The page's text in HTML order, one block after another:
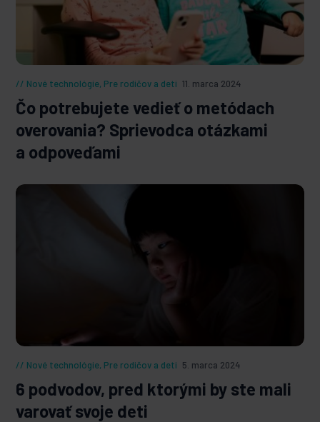
Nové technológie, Pre rodičov a deti 11. marca 2024
Čo potrebujete vedieť o metódach
overovania? Sprievodca otázkami
a odpoveďami
Nové technológie, Pre rodičov a deti 5. marca 2024
6 podvodov, pred ktorými by ste mali
varovať svoje deti